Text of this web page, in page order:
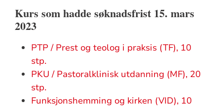
Kurs som hadde søknadsfrist 15. mars
2023
PTP / Prest og teolog i praksis (TF), 10
stp.
PKU / Pastoralklinisk utdanning (MF), 20
stp.
Funksjonshemming og kirken (VID), 10